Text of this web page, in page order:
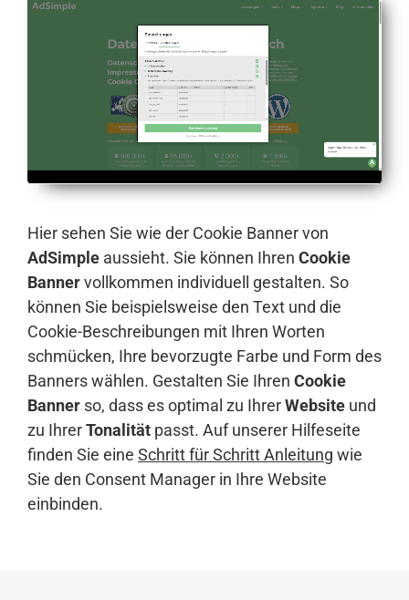
Hier sehen Sie wie der Cookie Banner von
AdSimple aussieht. Sie können Ihren Cookie
Bannervollkommen individuell gestalten. So
können Sie beispielsweise den Text und die
Cookie-Beschreibungen mit Ihren Worten
schmücken, Ihre bevorzugte Farbe und Form des
Banners wählen. Gestalten Sie Ihren Cookie
Banner so, dass es optimal zu IhrerWebsite und
zu IhrerTonalität passt. Auf unserer Hilfeseite
finden Sie eine Schritt für Schritt Anleitung wie
Sie den Consent Manager in Ihre Website
einbinden.